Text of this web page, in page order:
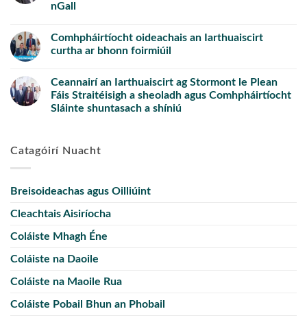
nGall
Comhpháirtíocht oideachais an Iarthuaiscirt
curtha ar bhonn foirmiúil
Ceannairí an Iarthuaiscirt ag Stormont le Plean
Fáis Straitéisigh a sheoladh agus Comhpháirtíocht
Sláinte shuntasach a shíniú
Catagóirí Nuacht
Breisoideachas agus Oilliúint
Cleachtais Aisiríocha
Coláiste Mhagh Éne
Coláiste na Daoile
Coláiste na Maoile Rua
Coláiste Pobail Bhun an Phobail